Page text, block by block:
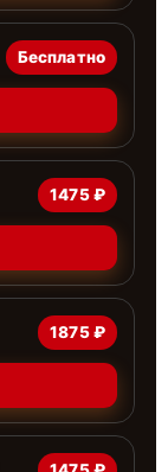
Бесплатно
1475 ₽
1875 ₽